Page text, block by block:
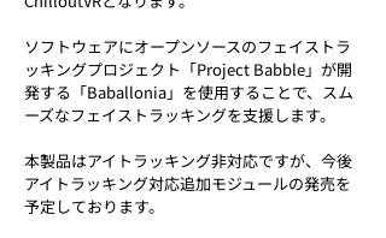
ソフトウェアにオープンソースのフェイストラ
ッキングプロジェクト「Project Babble」が開
発する「Baballonia」を使用することで、スム
ーズなフェイストラッキングを支援します。
本製品はアイトラッキング非対応ですが、今後
アイトラッキング対応追加モジュールの発売を
予定しております。